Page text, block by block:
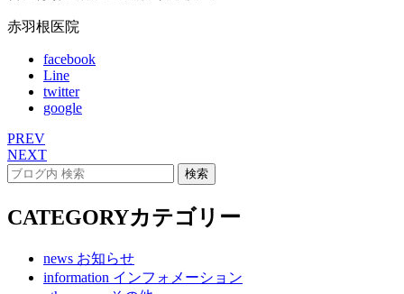
赤羽根医院
facebook
Line
twitter
google
PREV
NEXT
CATEGORYカテゴリー
news お知らせ
information インフォメーション